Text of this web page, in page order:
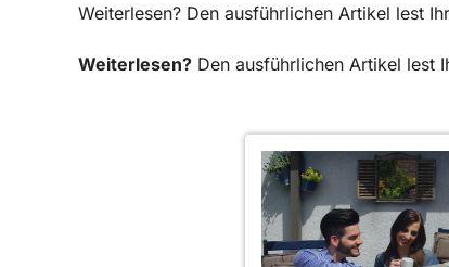
Weiterlesen? Den ausführlichen Artikel lest
Weiterlesen? Den ausführlichen Artikel lest